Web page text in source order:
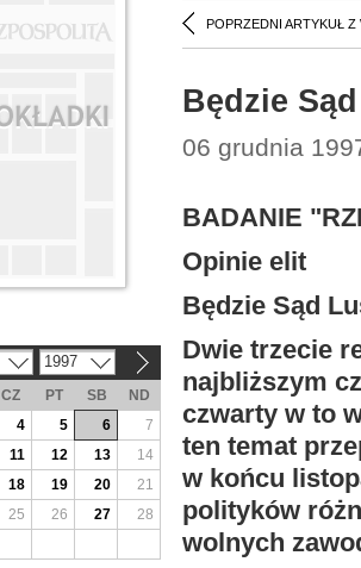
POPRZEDNI ARTYKUŁ Z
Będzie
06 grudnia
BADANIE
Opinie elit
Będzie Sąd
Dwie trzecie
najbliższym
czwarty w to
ten temat
w końcu
polityków
wolnych
1997
CZ PT SB
ND
4 5 6
7
11 12 13
14
18 19 20
21
25 26 27
28